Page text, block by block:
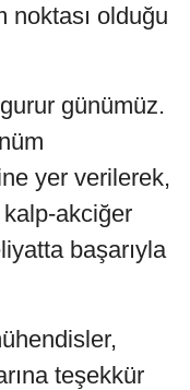
noktası olduğu
günümüz.
yer verilerek,
akciğer
başarıyla
teşekkür